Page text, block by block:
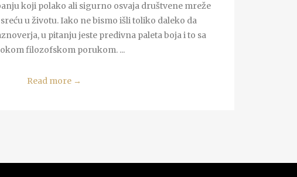
koji polako ali sigurno osvaja društvene mreže
u životu. Iako ne bismo išli toliko daleko da
u pitanju jeste predivna paleta boja i to sa
filozofskom porukom. ...
Read more →